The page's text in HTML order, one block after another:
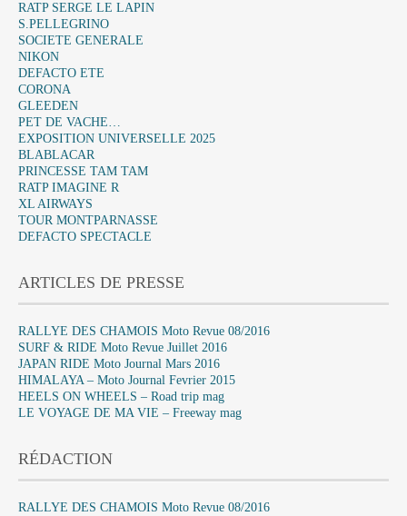
RATP SERGE LE LAPIN
S.PELLEGRINO
SOCIETE GENERALE
NIKON
DEFACTO ETE
CORONA
GLEEDEN
PET DE VACHE…
EXPOSITION UNIVERSELLE 2025
BLABLACAR
PRINCESSE TAM TAM
RATP IMAGINE R
XL AIRWAYS
TOUR MONTPARNASSE
DEFACTO SPECTACLE
ARTICLES DE PRESSE
RALLYE DES CHAMOIS Moto Revue 08/2016
SURF & RIDE Moto Revue Juillet 2016
JAPAN RIDE Moto Journal Mars 2016
HIMALAYA – Moto Journal Fevrier 2015
HEELS ON WHEELS – Road trip mag
LE VOYAGE DE MA VIE – Freeway mag
RÉDACTION
RALLYE DES CHAMOIS Moto Revue 08/2016